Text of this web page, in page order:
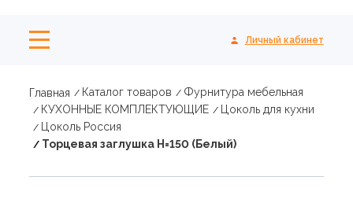
Личный кабинет
Главная Каталог товаров
Фурнитура мебельная
КУХОННЫЕ КОМПЛЕКТУЮЩИЕ
Цоколь для кухни
Цоколь Россия
Торцевая заглушка Н=150 (Белый)